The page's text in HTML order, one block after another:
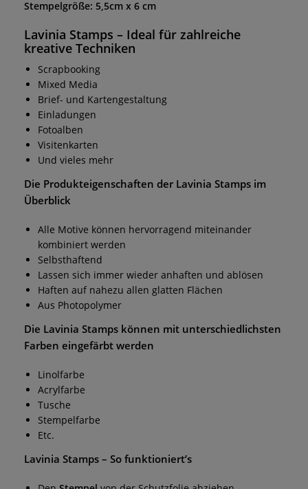
Stempelgröße: 5,5cm x 6 cm
Lavinia Stamps – Ideal für zahlreiche
kreative Techniken
Scrapbooking
Mixed Media
Brief- und Kartengestaltung
Einladungen
Fotoalben
Visitenkarten
Und vieles mehr
Die Produkteigenschaften der Lavinia Stamps im
Überblick
Alle Motive können hervorragend miteinander
kombiniert werden
Selbsthaftend
Lassen sich immer wieder anhaften und ablösen
Haften auf nahezu allen glatten Flächen
Aus Photopolymer
Die Lavinia Stamps können mit unterschiedlichsten
Farben eingefärbt werden
Linolfarbe
Acrylfarbe
Tusche
Stempelfarbe
Etc.
Lavinia Stamps – So funktioniert’s